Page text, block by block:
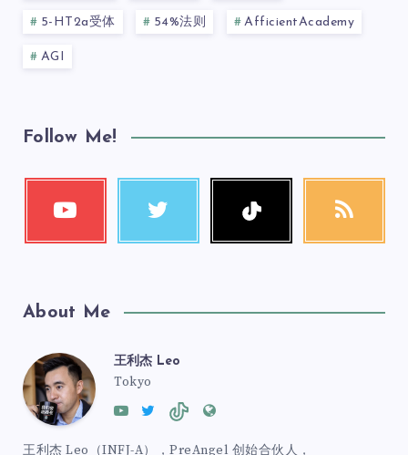
5-HT2a受体 54%法则 AfficientAcademy
AGI
Follow Me!
About Me
王利杰 Leo
Tokyo
王利杰 Leo（INFJ-A），PreAngel 创始合伙人，